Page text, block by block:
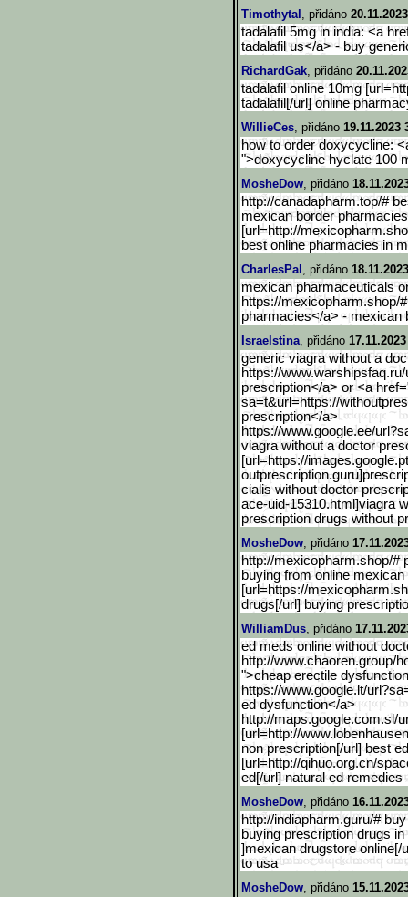
Timothytal , přidáno
tadalafil 5mg in india: <a
tadalafil us</a> - buy
RichardGak, přidáno
tadalafil online 10mg
tadalafil[/url] online
WillieCes, přidáno 19.11.2023
how to order doxycycline:
">doxycycline hyclate 100
MosheDow, přidáno
http://canadapharm.top/#
mexican border
[url=http://
best online pharmacies in
CharlesPal , přidáno
mexican pharmaceuticals
https://mexicopharm.shop/
pharmacies</a> - mexican
Israelstina, přidáno
generic viagra without a
https://
prescription</a> or <a
sa=t&url=https://withoutpres
prescription</a>
https://www.google.ee/url
viagra without a doctor
[url=https://images.googl
cialis without doctor
ace-uid-15310.html]viagra
prescription drugs without
MosheDow, přidáno
http://mexicopharm.shop/#
buying from online
[url=https://
drugs[/url] buying
WilliamDus, přidáno
ed meds online without
http://www.chaoren.group/
">cheap erectile
https://www.google.lt/
ed dysfunction</a>
http://maps.google.com.sl /
[url=http://www.lobenhaus
non prescription[/url] best
[url=http://qihuo.org.cn/
ed[/url] natural ed remedies
MosheDow, přidáno
http://indiapharm.guru/#
buying prescription drugs
]mexican drugstore
to usa
MosheDow, přidáno